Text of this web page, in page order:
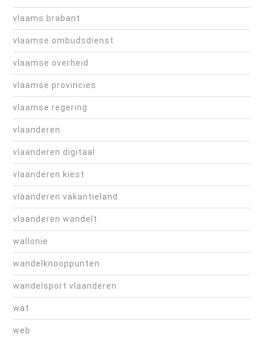
vlaams brabant
vlaamse ombudsdienst
vlaamse overheid
vlaamse provincies
vlaamse regering
vlaanderen
vlaanderen digitaal
vlaanderen kiest
vlaanderen vakantieland
vlaanderen wandelt
wallonie
wandelknooppunten
wandelsport vlaanderen
wat
web